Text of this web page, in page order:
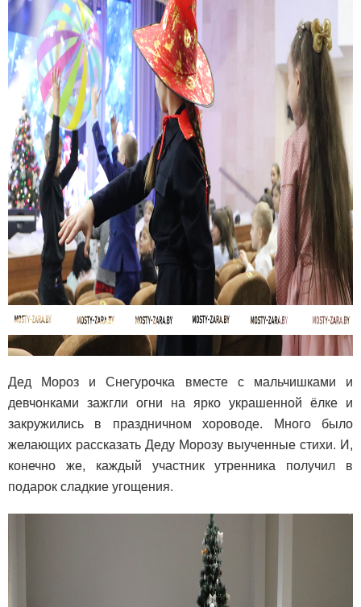
Дед Мороз и Снегурочка вместе с мальчишками и
девчонками зажгли огни на ярко украшенной ёлке и
закружились в праздничном хороводе. Много было
желающих рассказать Деду Морозу выученные стихи. И,
конечно же, каждый участник утренника получил в
подарок сладкие угощения.